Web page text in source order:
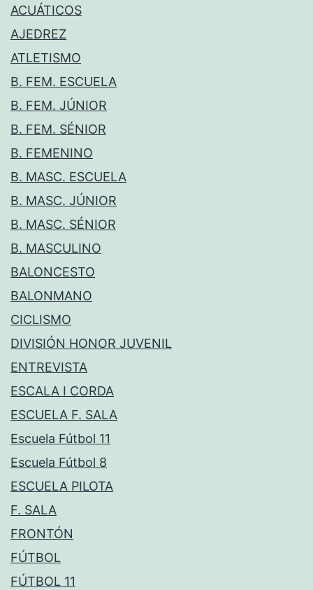
ACUÁTICOS
AJEDREZ
ATLETISMO
B. FEM. ESCUELA
B. FEM. JÚNIOR
B. FEM. SÉNIOR
B. FEMENINO
B. MASC. ESCUELA
B. MASC. JÚNIOR
B. MASC. SÉNIOR
B. MASCULINO
BALONCESTO
BALONMANO
CICLISMO
DIVISIÓN HONOR JUVENIL
ENTREVISTA
ESCALA I CORDA
ESCUELA F. SALA
Escuela Fútbol 11
Escuela Fútbol 8
ESCUELA PILOTA
F. SALA
FRONTÓN
FÚTBOL
FÚTBOL 11